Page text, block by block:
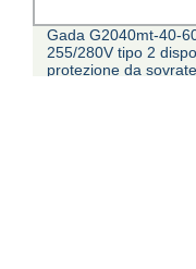
Gada G2040mt-40-
255/280V tipo 2
protezione da